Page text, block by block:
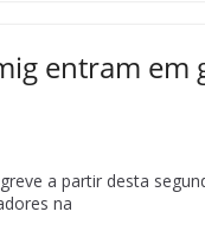
entram em
a partir desta
na